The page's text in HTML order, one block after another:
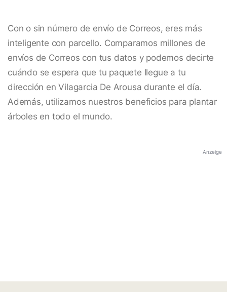
Con o sin número de envío de Correos, eres más
inteligente con parcello. Comparamos millones de
envíos de Correos con tus datos y podemos decirte
cuándo se espera que tu paquete llegue a tu
dirección en Vilagarcia De Arousa durante el día.
Además, utilizamos nuestros beneficios para plantar
árboles en todo el mundo.
Anzeige